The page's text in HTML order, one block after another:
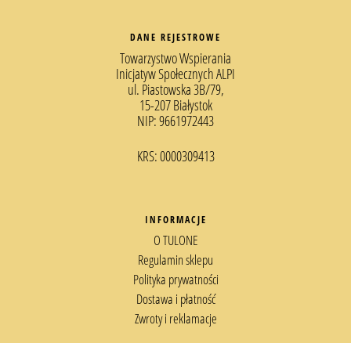
DANE REJESTROWE
Towarzystwo Wspierania
Inicjatyw Społecznych ALPI
ul. Piastowska 3B/79,
15-207 Białystok
NIP: 9661972443
KRS: 0000309413
INFORMACJE
O TULONE
Regulamin sklepu
Polityka prywatności
Dostawa i płatność
Zwroty i reklamacje